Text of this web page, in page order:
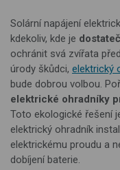
Solární napájení
kdekoliv, kde je
ochránit svá zvířata
úrody škůdci, elektrický
bude dobrou volbou.
elektrické ohradníky
Toto ekologické řešení
elektrický ohradník
elektrickému proudu a
dobíjení baterie.